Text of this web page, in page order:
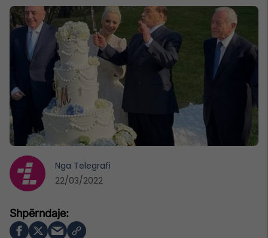
Nga Telegrafi
22/03/2022